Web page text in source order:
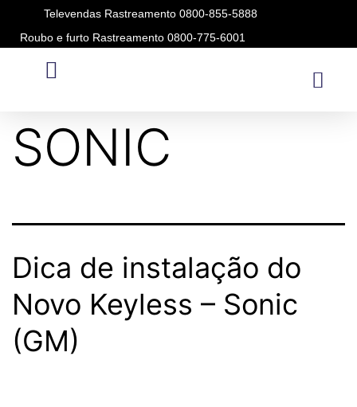
Televendas Rastreamento 0800-855-5888
Roubo e furto Rastreamento 0800-775-6001
Modelo:
SONIC
Dica de instalação do
Novo Keyless – Sonic
(GM)